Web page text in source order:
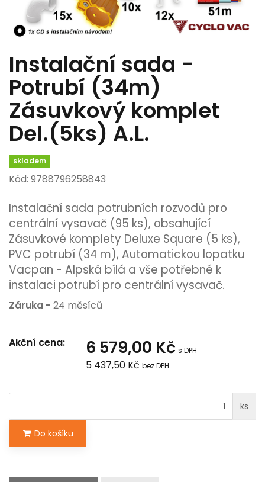
Instalační sada -
Potrubí (34m)
Zásuvkový komplet
Del.(5ks) A.L.
skladem
Kód: 9788796258843
Instalační sada potrubních rozvodů pro
centrální vysavač (95 ks), obsahující
Zásuvkové komplety Deluxe Square (5 ks),
PVC potrubí (34 m), Automatickou lopatku
Vacpan - Alpská bílá a vše potřebné k
instalaci potrubí pro centrální vysavač.
Záruka - 24 měsíců
Akční cena: 6 579,00 Kč s DPH
5 437,50 Kč bez DPH
ks
Do košíku